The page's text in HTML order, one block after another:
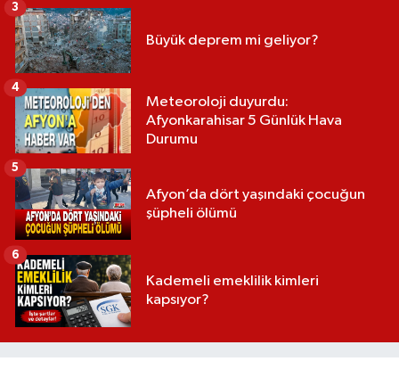
Büyük deprem mi geliyor?
3
Meteoroloji duyurdu:
Afyonkarahisar 5 Günlük Hava
Durumu
4
Afyon’da dört yaşındaki çocuğun
şüpheli ölümü
5
Kademeli emeklilik kimleri
kapsıyor?
6